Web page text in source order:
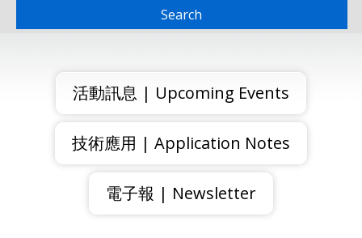
Search
活動訊息 | Upcoming Events
技術應用 | Application Notes
電子報 | Newsletter